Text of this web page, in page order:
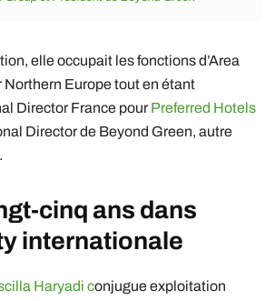
elle occupait les fonctions d’Area
Europe tout en étant
Director France pour Preferred Hotels
Director de Beyond Green, autre
cinq ans dans
internationale
Haryadi conjugue exploitation